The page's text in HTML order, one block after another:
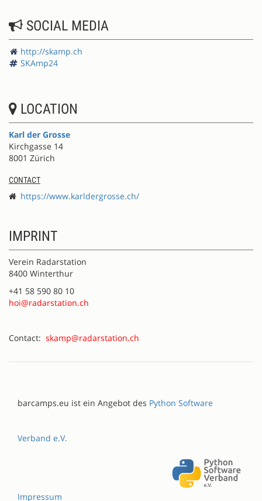
SOCIAL MEDIA
http://skamp.ch
SKAmp24
LOCATION
Karl der Grosse
Kirchgasse 14
8001 Zürich
CONTACT
https://www.karldergrosse.ch/
IMPRINT
Verein Radarstation
8400 Winterthur
+41 58 590 80 10
hoi@radarstation.ch
Contact: skamp@radarstation.ch
barcamps.eu ist ein Angebot des Python Software
Verband e.V.
Impressum